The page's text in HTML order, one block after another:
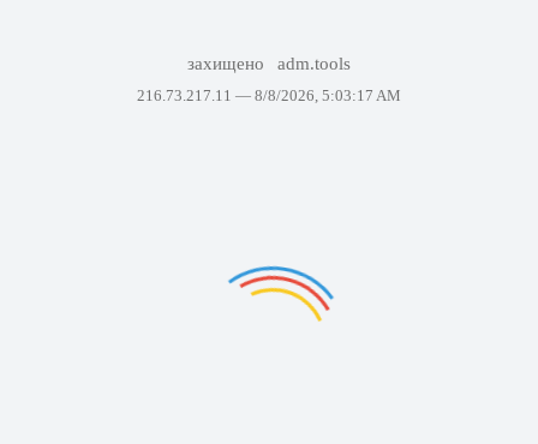
захищено adm.tools
216.73.217.11 — 8/8/2026, 5:03:17 AM